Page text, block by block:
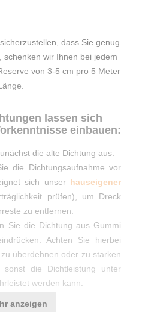
dass Sie genug
schenken wir Ihnen bei jedem
von 3-5 cm pro 5 Meter
lassen sich
einbauen:
die alte Dichtung aus.
die Dichtungsaufnahme vor
sich unser hauseigener
prüfen), um Dreck
zu entfernen.
Sie die Dichtung aus Gummi
Achten Sie hierbei
überdehnen oder zu starken
sonst die Dichtleistung unter
werden kann.
anzeigen